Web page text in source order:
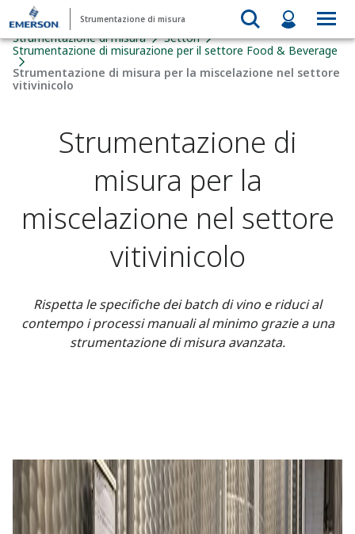
Strumentazione di misura
Strumentazione di misura
Settori
Strumentazione di misurazione per il settore Food & Beverage​
Strumentazione di misura per la miscelazione nel settore
vitivinicolo
Strumentazione di
misura per la
miscelazione nel settore
vitivinicolo
Rispetta le specifiche dei batch di vino e riduci al
contempo i processi manuali al minimo grazie a una
strumentazione di misura avanzata.